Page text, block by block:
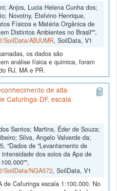
Anjos, Lucia Helena Cunha dos;
Novotny, Etelvino Henrique,
Físicos e Matéria Orgânica de
Distintos Ambientes no Brasil"",
SoilData/ABJUMR, SoilData, V1
os dados são
análise física e quimica, foram
RJ, MA e PR.
de alta
Cafuringa-DF, escala
Santos; Martins, Éder de Souza;
Silva, Angelo Valverde da;
"Dados de "Levantamento de
dos solos da Apa de
SoilData/NGA572, SoilData, V1
de Cafuringa escala 1:100.000. No